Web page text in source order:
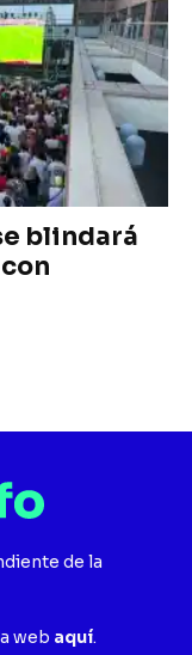
blindará
de la
web aquí.